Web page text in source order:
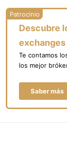
Descubre
Te contamos
los mejor
Saber más